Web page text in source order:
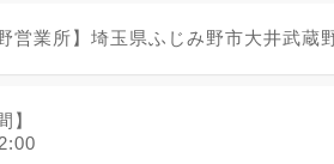
営業所】埼玉県ふじみ野市大井武蔵
】